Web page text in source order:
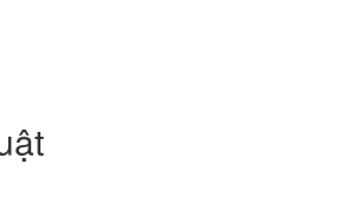
- Intel Core i5 -6300 U.( TH6)- 8G-
- Intel Core i5-6300U.( TH6)- 8G -
ỨNG